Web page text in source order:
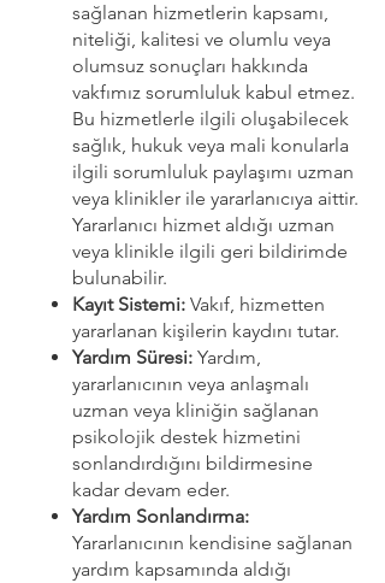
sağlanan hizmetlerin kapsamı,
niteliği, kalitesi ve olumlu veya
olumsuz sonuçları hakkında
vakfımız sorumluluk kabul etmez.
Bu hizmetlerle ilgili oluşabilecek
sağlık, hukuk veya mali konularla
ilgili sorumluluk paylaşımı uzman
veya klinikler ile yararlanıcıya aittir.
Yararlanıcı hizmet aldığı uzman
veya klinikle ilgili geri bildirimde
bulunabilir.
Kayıt Sistemi: Vakıf, hizmetten
yararlanan kişilerin kaydını tutar.
Yardım Süresi: Yardım,
yararlanıcının veya anlaşmalı
uzman veya kliniğin sağlanan
psikolojik destek hizmetini
sonlandırdığını bildirmesine
kadar devam eder.
Yardım Sonlandırma:
Yararlanıcının kendisine sağlanan
yardım kapsamında aldığı